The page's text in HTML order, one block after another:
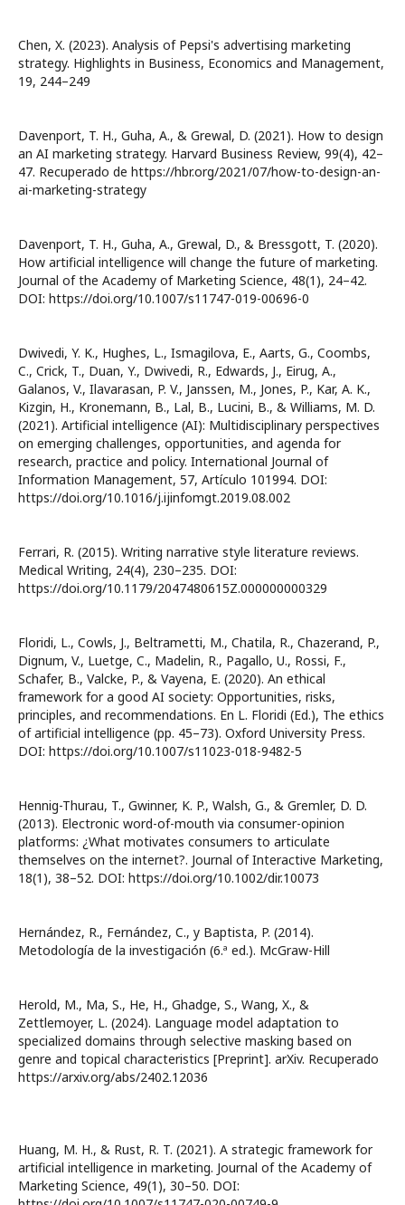
Chen, X. (2023). Analysis of Pepsi's advertising marketing
strategy. Highlights in Business, Economics and Management,
19, 244–249
Davenport, T. H., Guha, A., & Grewal, D. (2021). How to design
an AI marketing strategy. Harvard Business Review, 99(4), 42–
47. Recuperado de https://hbr.org/2021/07/how-to-design-an-
ai-marketing-strategy
Davenport, T. H., Guha, A., Grewal, D., & Bressgott, T. (2020).
How artificial intelligence will change the future of marketing.
Journal of the Academy of Marketing Science, 48(1), 24–42.
DOI: https://doi.org/10.1007/s11747-019-00696-0
Dwivedi, Y. K., Hughes, L., Ismagilova, E., Aarts, G., Coombs,
C., Crick, T., Duan, Y., Dwivedi, R., Edwards, J., Eirug, A.,
Galanos, V., Ilavarasan, P. V., Janssen, M., Jones, P., Kar, A. K.,
Kizgin, H., Kronemann, B., Lal, B., Lucini, B., & Williams, M. D.
(2021). Artificial intelligence (AI): Multidisciplinary perspectives
on emerging challenges, opportunities, and agenda for
research, practice and policy. International Journal of
Information Management, 57, Artículo 101994. DOI:
https://doi.org/10.1016/j.ijinfomgt.2019.08.002
Ferrari, R. (2015). Writing narrative style literature reviews.
Medical Writing, 24(4), 230–235. DOI:
https://doi.org/10.1179/2047480615Z.000000000329
Floridi, L., Cowls, J., Beltrametti, M., Chatila, R., Chazerand, P.,
Dignum, V., Luetge, C., Madelin, R., Pagallo, U., Rossi, F.,
Schafer, B., Valcke, P., & Vayena, E. (2020). An ethical
framework for a good AI society: Opportunities, risks,
principles, and recommendations. En L. Floridi (Ed.), The ethics
of artificial intelligence (pp. 45–73). Oxford University Press.
DOI: https://doi.org/10.1007/s11023-018-9482-5
Hennig-Thurau, T., Gwinner, K. P., Walsh, G., & Gremler, D. D.
(2013). Electronic word-of-mouth via consumer-opinion
platforms: ¿What motivates consumers to articulate
themselves on the internet?. Journal of Interactive Marketing,
18(1), 38–52. DOI: https://doi.org/10.1002/dir.10073
Hernández, R., Fernández, C., y Baptista, P. (2014).
Metodología de la investigación (6.ª ed.). McGraw-Hill
Herold, M., Ma, S., He, H., Ghadge, S., Wang, X., &
Zettlemoyer, L. (2024). Language model adaptation to
specialized domains through selective masking based on
genre and topical characteristics [Preprint]. arXiv. Recuperado
https://arxiv.org/abs/2402.12036
Huang, M. H., & Rust, R. T. (2021). A strategic framework for
artificial intelligence in marketing. Journal of the Academy of
Marketing Science, 49(1), 30–50. DOI: